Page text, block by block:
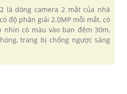
là dòng camera 2 mắt của nhà
độ phân giải 2.0MP mỗi mắt, có
nhìn có màu vào ban đêm 30m,
trang bị chống ngược sáng